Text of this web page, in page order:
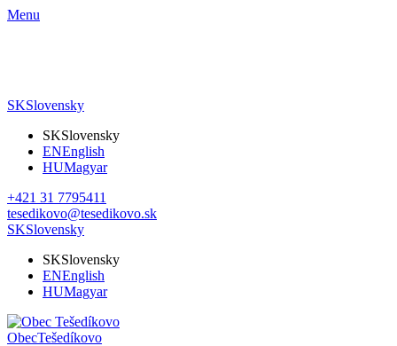
Menu
SKSlovensky
SKSlovensky
ENEnglish
HUMagyar
+421 31 7795411
tesedikovo@tesedikovo.sk
SKSlovensky
SKSlovensky
ENEnglish
HUMagyar
ObecTešedíkovo